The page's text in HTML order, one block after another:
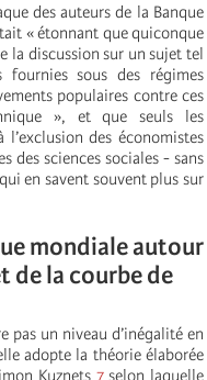
des auteurs de la Banque
« étonnant que quiconque
la discussion sur un sujet tel
sous des régimes
populaires contre ces
», et que seuls les
l’exclusion des économistes
des sciences sociales - sans
en savent souvent plus sur
mondiale autour
de la courbe de
pas un niveau d’inégalité en
adopte la théorie élaborée
Kuznets 7selon laquelle